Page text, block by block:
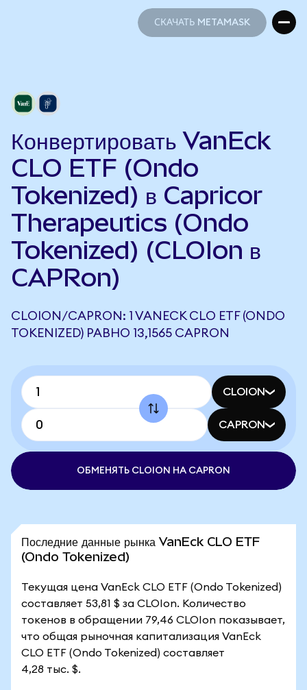
СКАЧАТЬ METAMASK
Конвертировать VanEck
CLO ETF (Ondo
Tokenized) в Capricor
Therapeutics (Ondo
Tokenized) (CLOIon в
CAPRon)
CLOION/CAPRON: 1 VANECK CLO ETF (ONDO
TOKENIZED) РАВНО 13,1565 CAPRON
CLOION
CAPRON
ОБМЕНЯТЬ CLOION НА CAPRON
Последние данные рынка VanEck CLO ETF
(Ondo Tokenized)
Текущая цена VanEck CLO ETF (Ondo Tokenized)
составляет 53,81 $ за CLOIon. Количество
токенов в обращении 79,46 CLOIon показывает,
что общая рыночная капитализация VanEck
CLO ETF (Ondo Tokenized) составляет
4,28 тыс. $.